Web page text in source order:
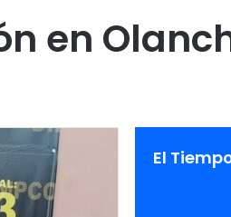
en
El